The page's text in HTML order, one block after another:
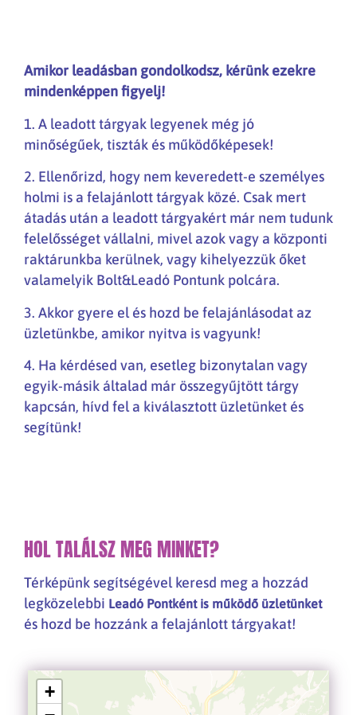
Amikor leadásban gondolkodsz, kérünk ezekre
mindenképpen figyelj!
1. A leadott tárgyak legyenek még jó
minőségűek, tiszták és működőképesek!
2. Ellenőrizd, hogy nem keveredett-e személyes
holmi is a felajánlott tárgyak közé. Csak mert
átadás után a leadott tárgyakért már nem tudunk
felelősséget vállalni, mivel azok vagy a központi
raktárunkba kerülnek, vagy kihelyezzük őket
valamelyik Bolt&Leadó Pontunk polcára.
3. Akkor gyere el és hozd be felajánlásodat az
üzletünkbe, amikor nyitva is vagyunk!
4. Ha kérdésed van, esetleg bizonytalan vagy
egyik-másik általad már összegyűjtött tárgy
kapcsán, hívd fel a kiválasztott üzletünket és
segítünk!
HOL TALÁLSZ MEG MINKET?
Térképünk segítségével keresd meg a hozzád
legközelebbi Leadó Pontként is működő üzletünket
és hozd be hozzánk a felajánlott tárgyakat!
+